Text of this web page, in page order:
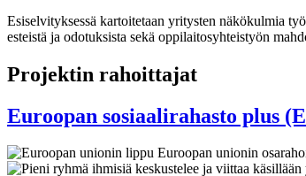
Esiselvityksessä kartoitetaan yritysten näkökulmia
esteistä ja odotuksista sekä oppilaitosyhteistyön
Projektin rahoittajat
Euroopan sosiaalirahasto plus